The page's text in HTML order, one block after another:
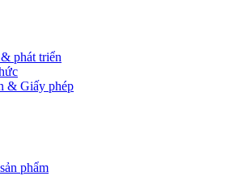
phát triển
& Giấy phép
phẩm